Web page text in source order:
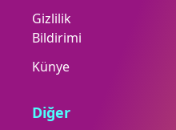
Gizlilik
Bildirimi
Künye
Diğer